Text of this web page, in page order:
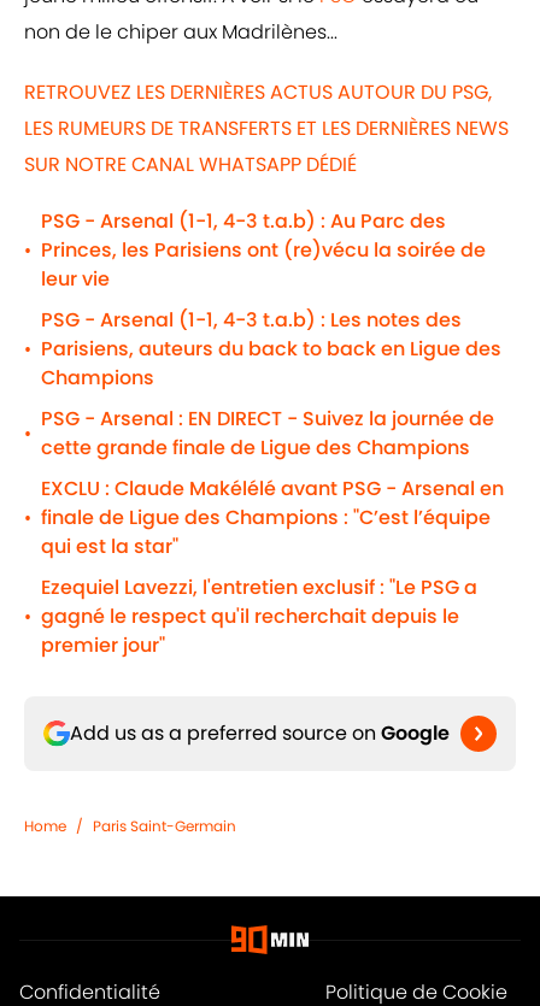
non de le chiper aux Madrilènes...
RETROUVEZ LES DERNIÈRES ACTUS AUTOUR DU PSG,
LES RUMEURS DE TRANSFERTS ET LES DERNIÈRES NEWS
SUR NOTRE CANAL WHATSAPP DÉDIÉ
•
PSG - Arsenal (1-1, 4-3 t.a.b) : Au Parc des
Princes, les Parisiens ont (re)vécu la soirée de
leur vie
•
PSG - Arsenal (1-1, 4-3 t.a.b) : Les notes des
Parisiens, auteurs du back to back en Ligue des
Champions
•
PSG - Arsenal : EN DIRECT - Suivez la journée de
cette grande finale de Ligue des Champions
•
EXCLU : Claude Makélélé avant PSG - Arsenal en
finale de Ligue des Champions : "C’est l’équipe
qui est la star"
•
Ezequiel Lavezzi, l'entretien exclusif : "Le PSG a
gagné le respect qu'il recherchait depuis le
premier jour"
Add us as a preferred source on Google
Home / Paris Saint-Germain
Confidentialité Politique de Cookie